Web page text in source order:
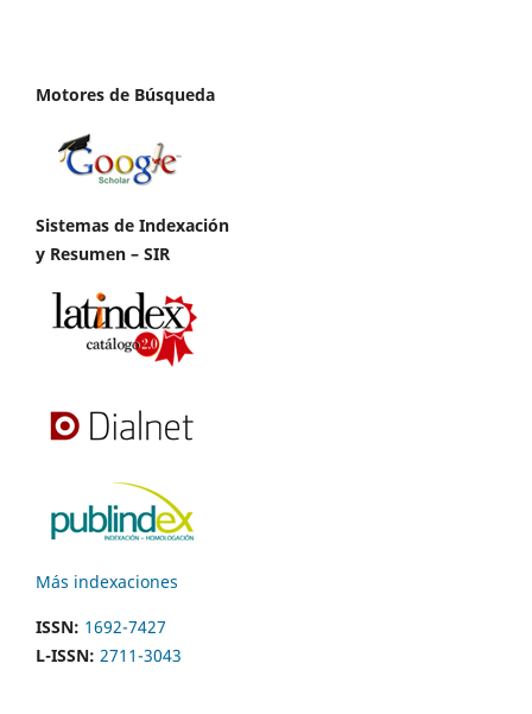
Motores de Búsqueda
Sistemas de Indexación
y Resumen – SIR
Más indexaciones
ISSN: 1692-7427
L-ISSN: 2711-3043